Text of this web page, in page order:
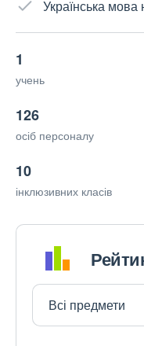
Українська мова
1
учень
126
осіб персоналу
10
інклюзивних класів